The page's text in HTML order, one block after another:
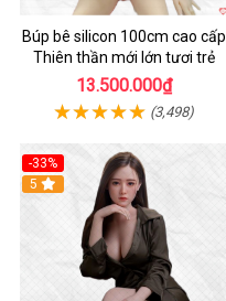
Búp bê silicon 100cm cao cấp
Thiên thần mới lớn tươi trẻ
13.500.000₫
(3,498)
-33%
5